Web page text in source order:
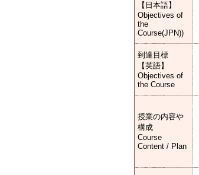
【日本語】
Objectives of
the
Course(JPN))
到達目標
【英語】
Objectives of
the Course
授業の内容や
構成
Course
Content / Plan